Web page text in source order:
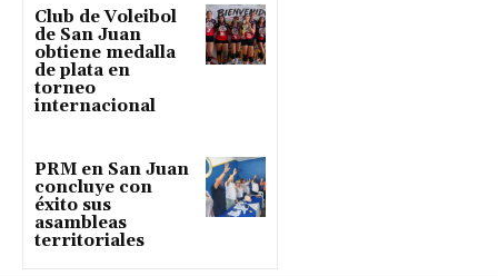
Club de Voleibol
de San Juan
obtiene medalla
de plata en
torneo
internacional
PRM en San Juan
concluye con
éxito sus
asambleas
territoriales